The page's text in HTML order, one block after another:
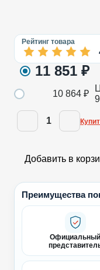
Рейтинг товара
11 851 ₽
10 864 ₽
1
Добавить в
Преимущества
Официальный